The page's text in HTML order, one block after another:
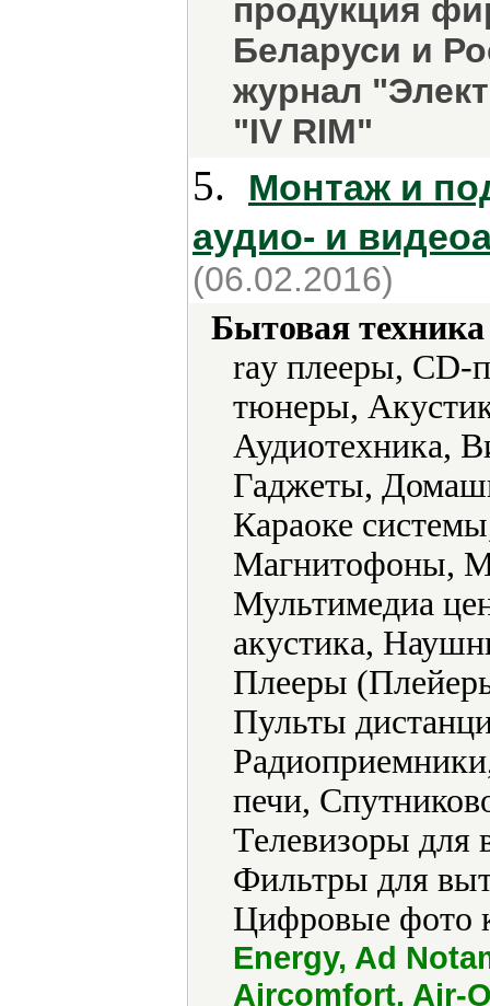
продукция
Беларуси и
журнал
"IV RIM"
5.
Монтаж и
аудио- и
(06.02.2016)
Бытовая
ray плееры, CD-
тюнеры,
Аудиотехника,
Гаджеты,
Караоке
Магнитофоны,
Мультимедиа
акустика,
Плееры
Пульты
печи,
Телевизоры для
Фильтры для
Цифровые фото
Energy, Ad
Aircomfort, Air-